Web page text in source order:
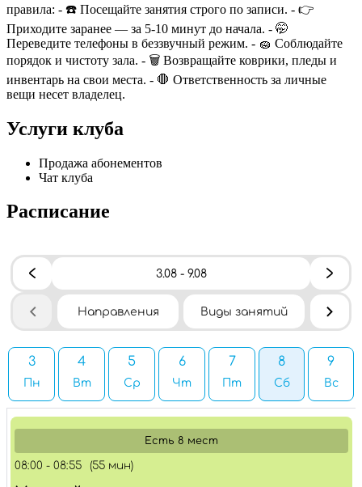
правила: - ☎️ Посещайте занятия строго по записи. - 👉
Приходите заранее — за 5-10 минут до начала. - 🤭
Переведите телефоны в беззвучный режим. - 🧽 Соблюдайте
порядок и чистоту зала. - 🗑️ Возвращайте коврики, пледы и
инвентарь на свои места. - 🛑 Ответственность за личные
вещи несет владелец.
Услуги клуба
Продажа абонементов
Чат клуба
Расписание